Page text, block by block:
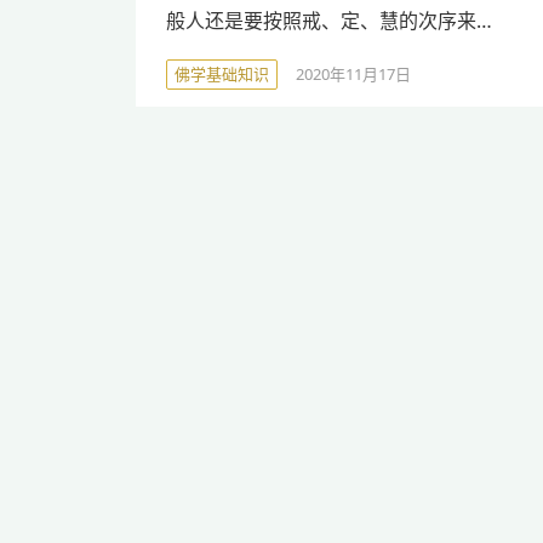
般人还是要按照戒、定、慧的次序来…
佛学基础知识 2020年11月17日